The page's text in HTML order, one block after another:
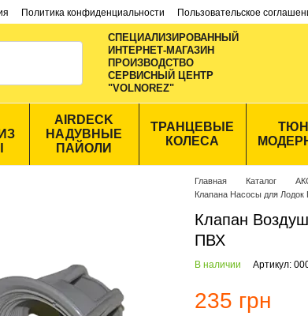
Политика конфиденциальности Пользовательское
СПЕЦИАЛИЗИРОВАННЫЙ
ИНТЕРНЕТ-МАГАЗИН
ПРОИЗВОДСТВО
CЕРВИСНЫЙ ЦЕНТР
"VOLNOREZ"
AIRDECK
НАДУВНЫЕ
ПАЙОЛИ
ТРАНЦЕВЫЕ
КОЛЕСА
Главная Каталог
Клапана Насосы для
Клапан
ПВХ
В наличии Артикул:
235 грн